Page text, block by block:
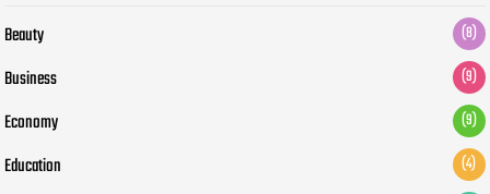
Beauty (8)
Business (9)
Economy (9)
Education (4)